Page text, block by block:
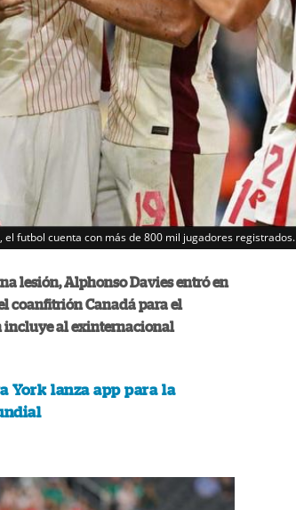
futbol cuenta con más de 800 mil jugadores registrados.
lesión, Alphonso Davies entró en
coanfitrión Canadá para el
incluye al exinternacional
York lanza app para la